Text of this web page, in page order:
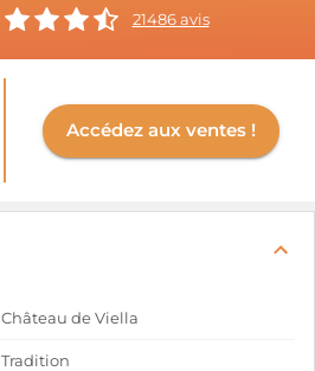
21486 avis
Accédez aux ventes !
Château de Viella
Tradition